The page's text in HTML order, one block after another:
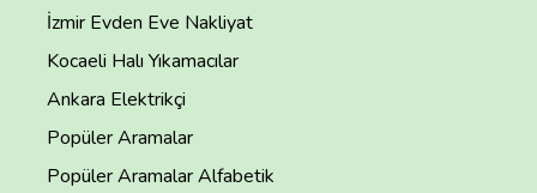
İzmir Evden Eve Nakliyat
Kocaeli Halı Yıkamacılar
Ankara Elektrikçi
Popüler Aramalar
Popüler Aramalar Alfabetik